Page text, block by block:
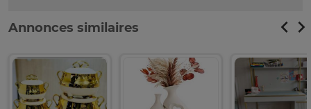
Annonces similaires